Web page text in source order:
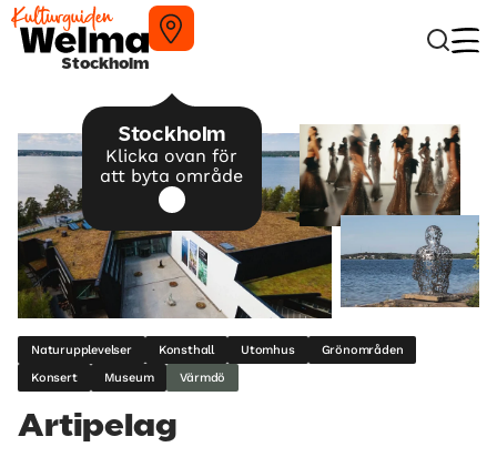
Stockholm
Stockholm
Klicka ovan för
att byta område
Naturupplevelser Konsthall Utomhus
Grönområden
Konsert
Museum Värmdö
Artipelag